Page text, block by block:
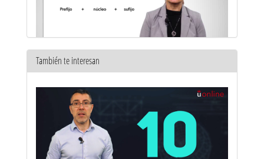
También te interesan